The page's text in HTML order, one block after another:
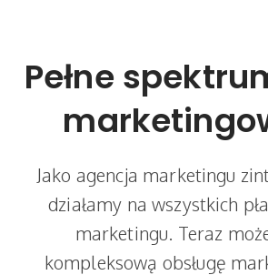
Pełne
Jako agencja marketingu
działamy na wszystkich
marketingu. Teraz
kompleksową obsługę